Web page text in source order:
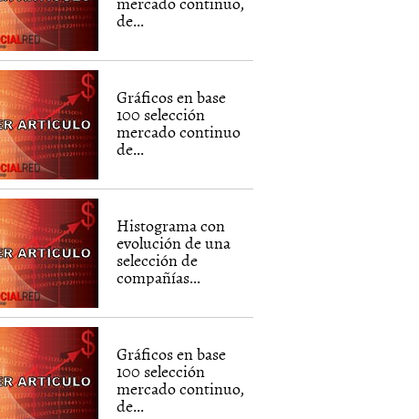
de...
Gráficos en base
100 selección
mercado continuo
de...
Histograma con
evolución de una
selección de
compañías...
Gráficos en base
100 selección
mercado continuo,
de...